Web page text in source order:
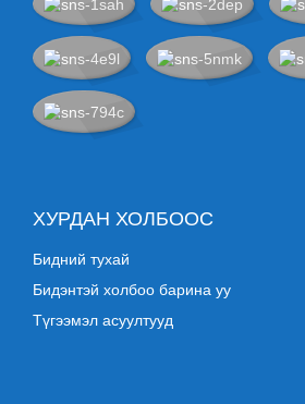
ХУРДАН ХОЛБООС
Бидний тухай
Бидэнтэй холбоо барина уу
Түгээмэл асуултууд